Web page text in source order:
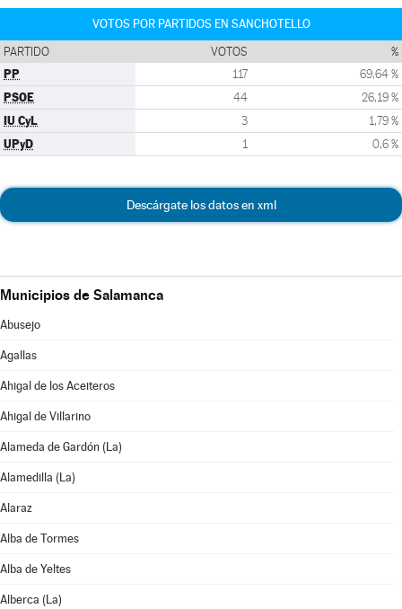
VOTOS POR PARTIDOS EN SANCHOTELLO
PARTIDO VOTOS %
PP 117 69,64 %
PSOE 44 26,19 %
IU CyL 3 1,79 %
UPyD 1 0,6 %
Descárgate los datos en xml
Municipios de Salamanca
Abusejo
Agallas
Ahigal de los Aceiteros
Ahigal de Villarino
Alameda de Gardón (La)
Alamedilla (La)
Alaraz
Alba de Tormes
Alba de Yeltes
Alberca (La)